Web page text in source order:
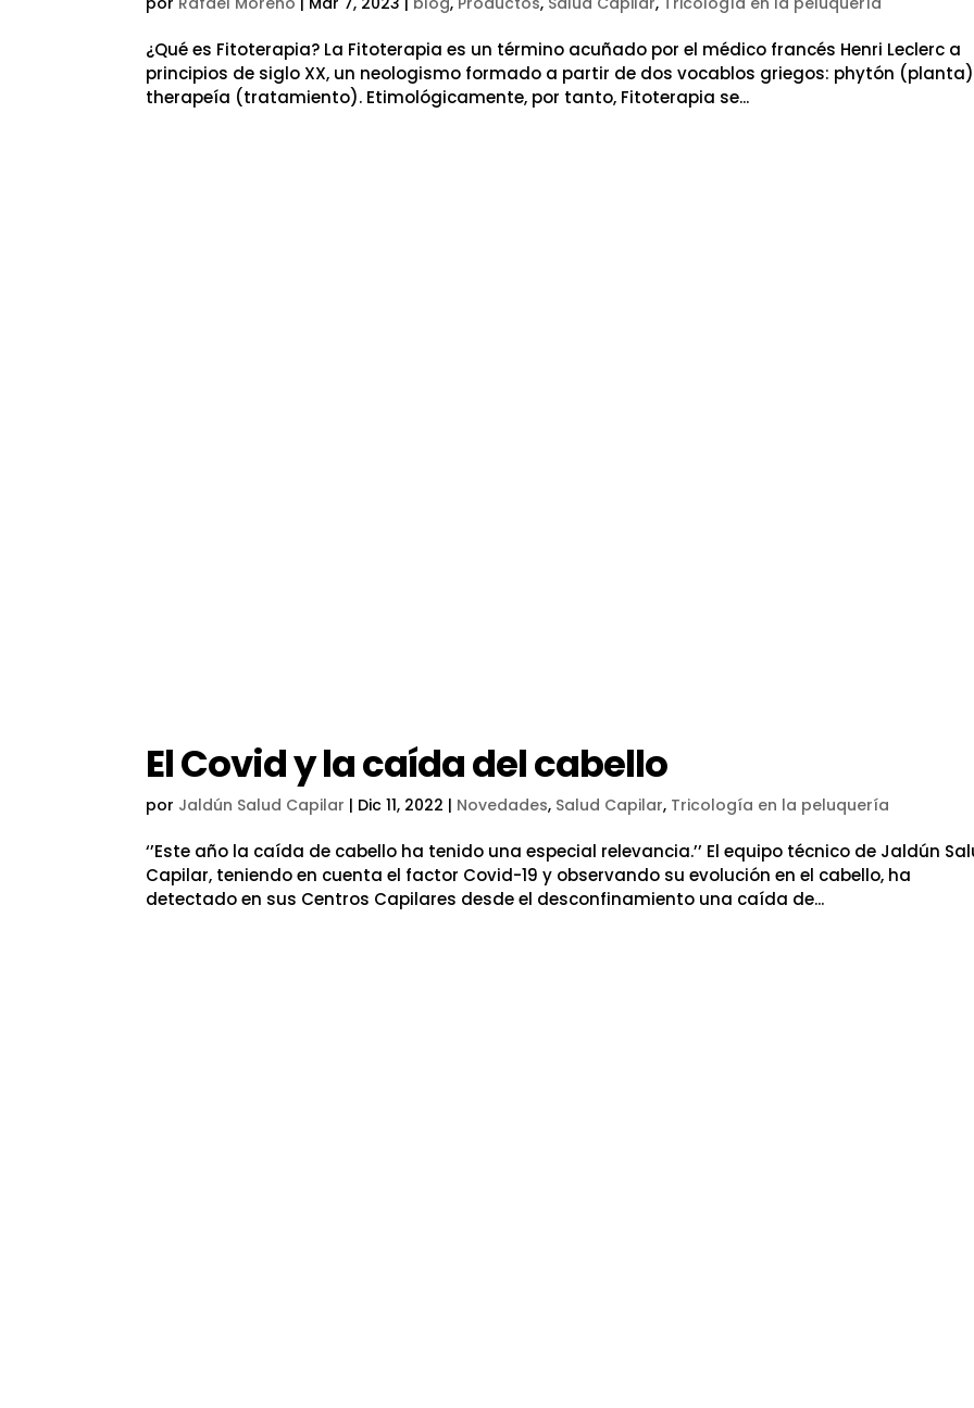
¿Qué es Fitoterapia? La Fitoterapia es un término acuñado por el médico francés Henri Leclerc a
principios de siglo XX, un neologismo formado a partir de dos vocablos griegos: phytón
therapeía (tratamiento). Etimológicamente, por tanto, Fitoterapia se...
El Covid y la caída del cabello
por Jaldún Salud Capilar | Dic 11, 2022 | Novedades, Salud Capilar, Tricología en la peluquería
‘’Este año la caída de cabello ha tenido una especial relevancia.’’ El equipo técnico de Jaldún
Capilar, teniendo en cuenta el factor Covid-19 y observando su evolución en el cabello, ha
detectado en sus Centros Capilares desde el desconfinamiento una caída de...